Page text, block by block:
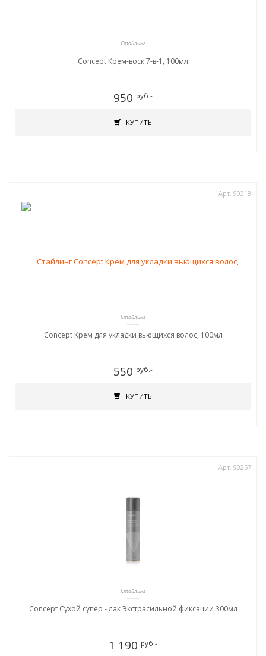
Стайлинг
Concept Крем-воск 7-в-1, 100мл
950 руб.-
КУПИТЬ
Арт. 90318
Стайлинг
Concept Крем для укладки вьющихся волос, 100мл
550 руб.-
КУПИТЬ
Арт. 90257
Стайлинг
Concept Сухой супер - лак Экстрасильной фиксации 300мл
1 190 руб.-